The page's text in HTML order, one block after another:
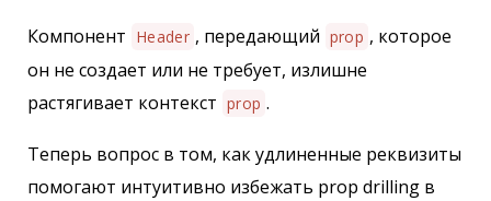
Компонент Header , передающий prop , которое
он не создает или не требует, излишне
растягивает контекст prop .
Теперь вопрос в том, как удлиненные реквизиты
помогают интуитивно избежать prop drilling в